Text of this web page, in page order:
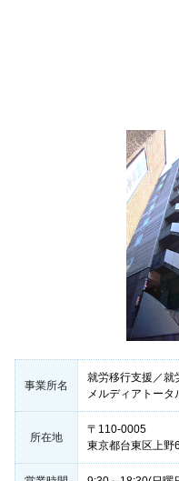
事業所名
就労移行支援／就
メルディアトータ
所在地
〒110-0005
東京都台東区上野